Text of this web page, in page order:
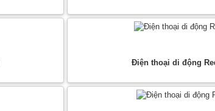
Điện thoại di động